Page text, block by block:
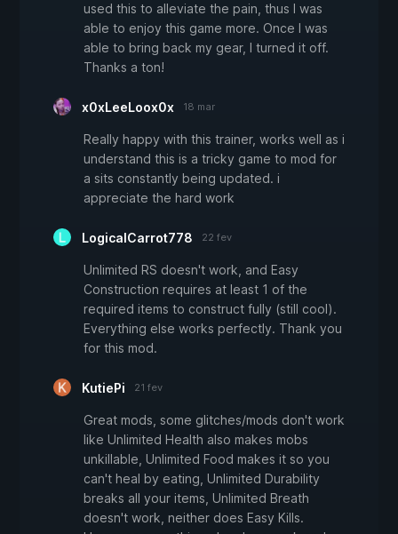
used this to alleviate the pain, thus I was
able to enjoy this game more. Once I was
able to bring back my gear, I turned it off.
Thanks a ton!
x0xLeeLoox0x 18 mar
Really happy with this trainer, works well as i
understand this is a tricky game to mod for
a sits constantly being updated. i
appreciate the hard work
LogicalCarrot778 22 fev
Unlimited RS doesn't work, and Easy
Construction requires at least 1 of the
required items to construct fully (still cool).
Everything else works perfectly. Thank you
for this mod.
KutiePi 21 fev
Great mods, some glitches/mods don't work
like Unlimited Health also makes mobs
unkillable, Unlimited Food makes it so you
can't heal by eating, Unlimited Durability
breaks all your items, Unlimited Breath
doesn't work, neither does Easy Kills.